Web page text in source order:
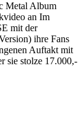
Metal Album
an Im
mit der
ihre Fans
Auftakt mit
sie stolze 17.000,-